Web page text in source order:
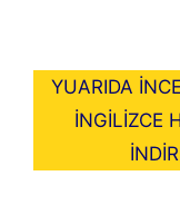
YUARIDA
İNGİLİZCE